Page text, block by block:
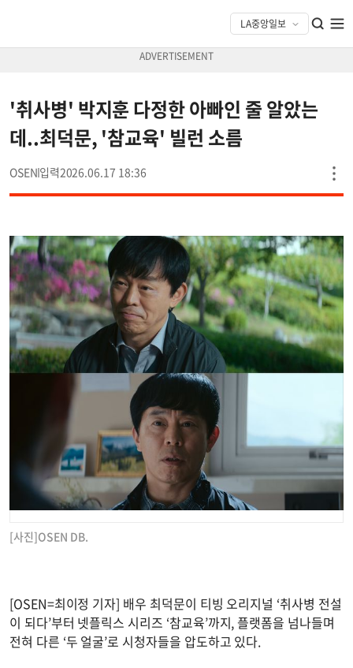
'취사병' 박지훈 다정한 아빠인 줄 알았는
데..최덕문, '참교육' 빌런 소름
OSEN 2026.06.17 18:36
[사진]OSEN DB.
[OSEN=최이정 기자] 배우 최덕문이 티빙 오리지널 ‘취사병 전설
이 되다’부터 넷플릭스 시리즈 ‘참교육’까지, 플랫폼을 넘나들며
전혀 다른 ‘두 얼굴’로 시청자들을 압도하고 있다.